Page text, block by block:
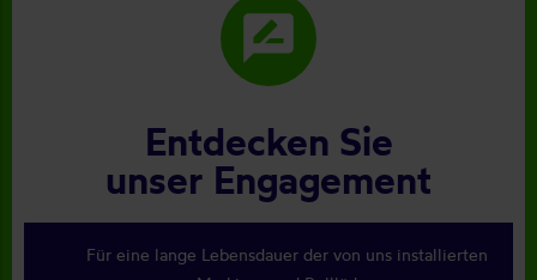
rate_review
Entdecken Sie
unser Engagement
Für eine lange Lebensdauer der von uns installierten